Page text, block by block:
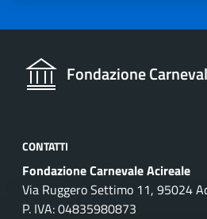
Fondazione
CONTATTI
Fondazione Carnevale Acireale
Via Ruggero Settimo 11, 95024
P. IVA: 04835980873